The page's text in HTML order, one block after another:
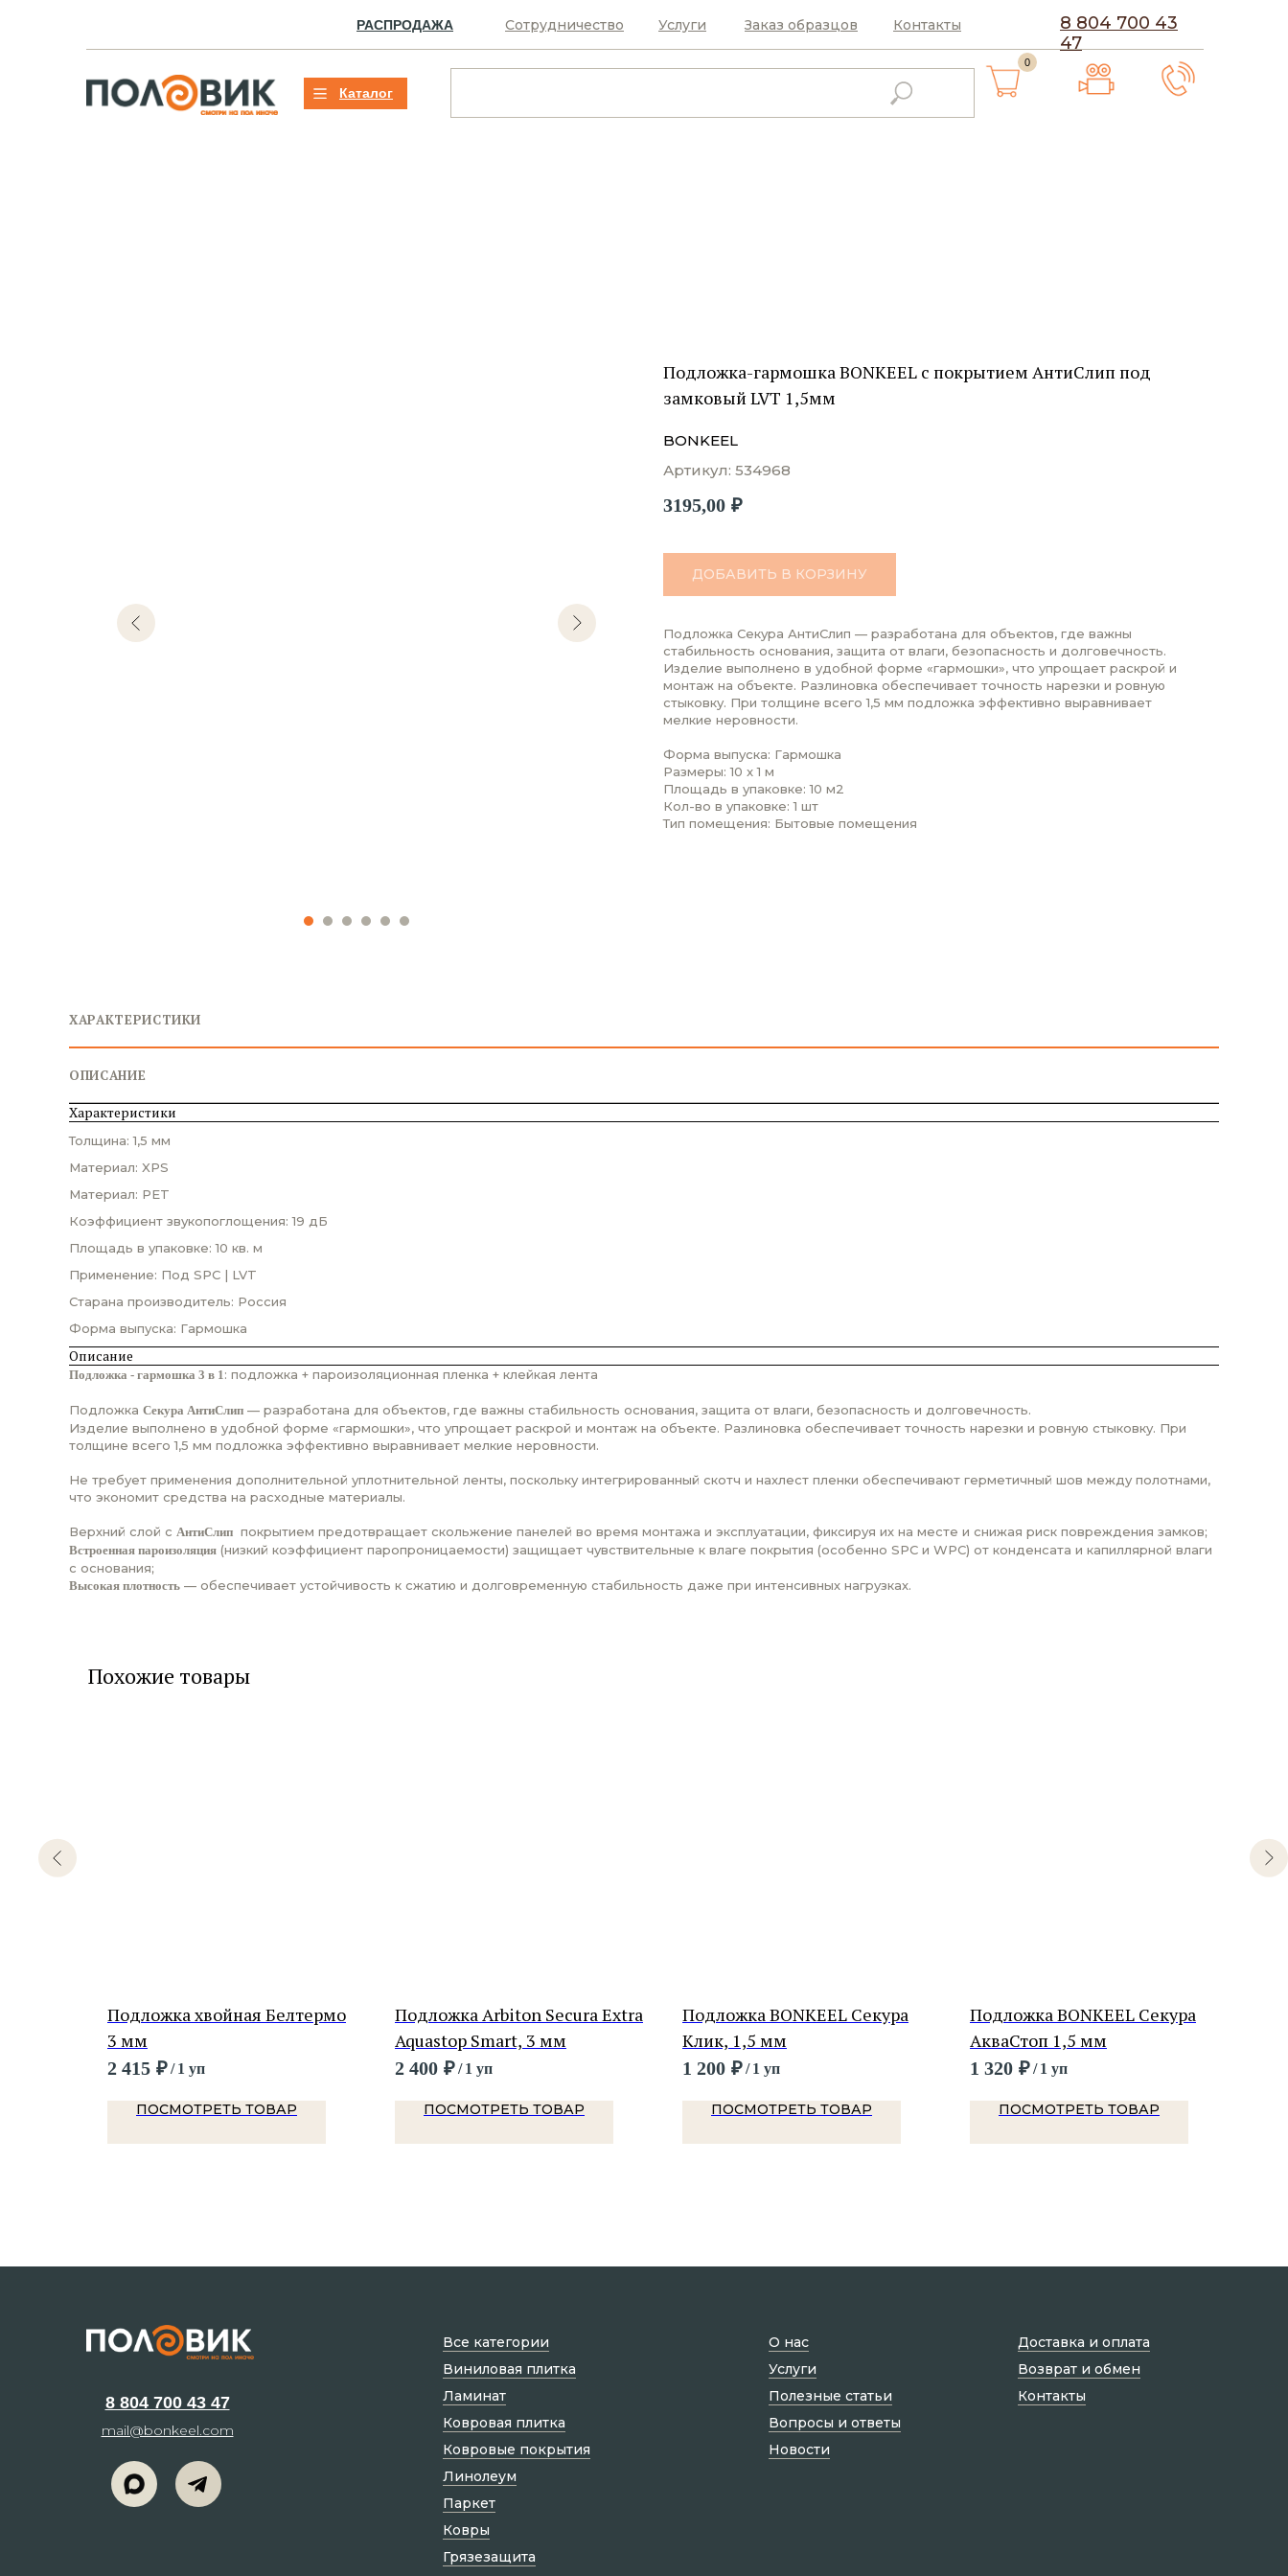
8 804 700 43
47
Услуги
Сотрудничество Контакты
Заказ образцов
РАСПРОДАЖА
0
Каталог
Подложка-гармошка BONKEEL с покрытием АнтиСлип под
замковый LVT 1,5мм
BONKEEL
Артикул: 534968
3195,00 ₽
ДОБАВИТЬ В КОРЗИНУ
Подложка Секура АнтиСлип — разработана для объектов, где важны
стабильность основания, защита от влаги, безопасность и долговечность.
Изделие выполнено в удобной форме «гармошки», что упрощает раскрой и
монтаж на объекте. Разлиновка обеспечивает точность нарезки и ровную
стыковку. При толщине всего 1,5 мм подложка эффективно выравнивает
мелкие неровности.
Форма выпуска: Гармошка
Размеры: 10 x 1 м
Площадь в упаковке: 10 м2
Кол-во в упаковке: 1 шт
Тип помещения: Бытовые помещения
ХАРАКТЕРИСТИКИ
ОПИСАНИЕ
Характеристики
Толщина: 1,5 мм
Материал: XPS
Материал: PET
Коэффициент звукопоглощения: 19 дБ
Площадь в упаковке: 10 кв. м
Применение: Под SPC | LVT
Старана производитель: Россия
Форма выпуска: Гармошка
Описание
Подложка - гармошка 3 в 1: подложка + пароизоляционная пленка + клейкая лента
Подложка Секура АнтиСлип — разработана для объектов, где важны стабильность основания, защита от влаги, безопасность и долговечность.
Изделие выполнено в удобной форме «гармошки», что упрощает раскрой и монтаж на объекте. Разлиновка обеспечивает точность нарезки и ровную стыковку. При
толщине всего 1,5 мм подложка эффективно выравнивает мелкие неровности.
Не требует применения дополнительной уплотнительной ленты, поскольку интегрированный скотч и нахлест пленки обеспечивают герметичный шов между полотнами,
что экономит средства на расходные материалы.
Верхний слой с АнтиСлип покрытием предотвращает скольжение панелей во время монтажа и эксплуатации, фиксируя их на месте и снижая риск повреждения замков;
Встроенная пароизоляция (низкий коэффициент паропроницаемости) защищает чувствительные к влаге покрытия (особенно SPC и WPC) от конденсата и капиллярной влаги
с основания;
Высокая плотность — обеспечивает устойчивость к сжатию и долговременную стабильность даже при интенсивных нагрузках.
Похожие товары
Подложка хвойная Белтермо
3 мм
2 415 ₽/ 1 уп
ПОСМОТРЕТЬ ТОВАР
Подложка Arbiton Secura Extra
Aquastop Smart, 3 мм
2 400 ₽/ 1 уп
ПОСМОТРЕТЬ ТОВАР
Подложка BONKEEL Секура
Клик, 1,5 мм
1 200 ₽/ 1 уп
ПОСМОТРЕТЬ ТОВАР
Подложка BONKEEL Секура
АкваСтоп 1,5 мм
1 320 ₽/ 1 уп
ПОСМОТРЕТЬ ТОВАР
8 804 700 43 47
mail@bonkeel.com
О нас
Услуги
Полезные статьи
Вопросы и ответы
Новости
Доставка и оплата
Возврат и обмен
Контакты
Все категории
Виниловая плитка
Ламинат
Ковровая плитка
Ковровые покрытия
Линолеум
Паркет
Ковры
Грязезащита